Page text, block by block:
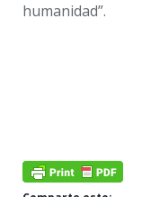
humanidad”.